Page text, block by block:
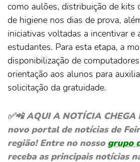
como aulões, distribuição de kits
de higiene nos dias de prova,
iniciativas voltadas a incentivar e
estudantes. Para esta etapa, a
disponibilização de
orientação aos alunos para
solicitação da gratuidade.
✅📲 AQUI A NOTÍCIA CHEGA
novo portal de notícias de
região! Entre no nosso grupo
receba as principais notícias